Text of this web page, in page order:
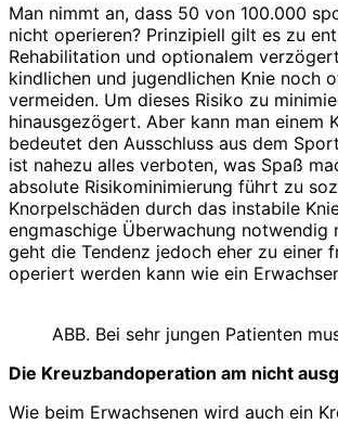
Man nimmt an, dass 50 von 100.000
nicht operieren? Prinzipiell gilt es zu
Rehabilitation und optionalem
kindlichen und jugendlichen Knie noch
vermeiden. Um dieses Risiko zu
hinausgezögert. Aber kann man einem
bedeutet den Ausschluss aus dem
ist nahezu alles verboten, was Spaß
absolute Risikominimierung führt zu
Knorpelschäden durch das instabile
engmaschige Überwachung notwendig
geht die Tendenz jedoch eher zu einer
operiert werden kann wie ein
ABB. Bei sehr jungen Patienten
Die Kreuzbandoperation am nicht
Wie beim Erwachsenen wird auch ein